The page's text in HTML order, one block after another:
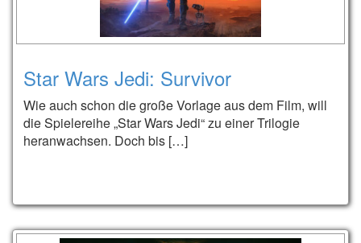
Star Wars Jedi: Survivor
Wie auch schon die große Vorlage aus dem Film, will
die Spielereihe „Star Wars Jedi“ zu einer Trilogie
heranwachsen. Doch bis […]